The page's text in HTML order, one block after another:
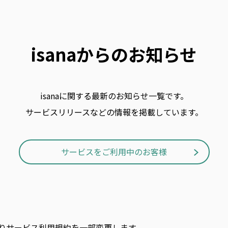
isanaからのお知らせ
isanaに関する最新のお知らせ一覧です。
サービスリリースなどの情報を掲載しています。
サービスをご利用中のお客様